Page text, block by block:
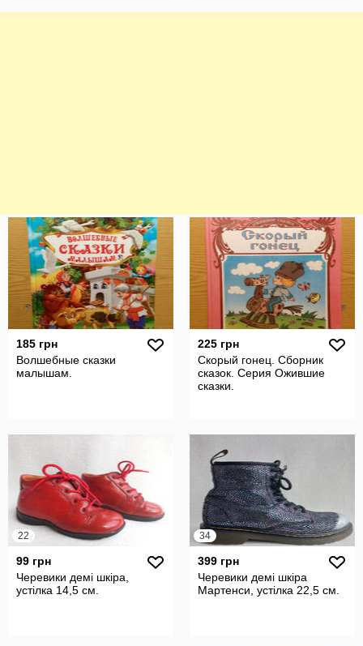
185 грн
Волшебные сказки
малышам.
225 грн
Скорый гонец. Сборник
сказок. Серия Ожившие
сказки.
22
99 грн
Черевики демі шкіра,
устілка 14,5 см.
34
399 грн
Черевики демі шкіра
Мартенси, устілка 22,5 см.